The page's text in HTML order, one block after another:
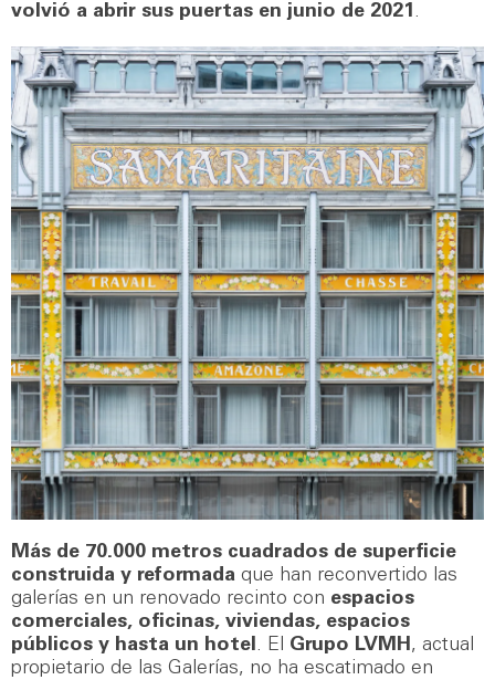
volvió a abrir sus puertas en junio de 2021.
Más de 70.000 metros cuadrados de superficie
construida y reformada que han reconvertido las
galerías en un renovado recinto con espacios
comerciales, oficinas, viviendas, espacios
públicos y hasta un hotel . El Grupo LVMH , actual
propietario de las Galerías, no ha escatimado en